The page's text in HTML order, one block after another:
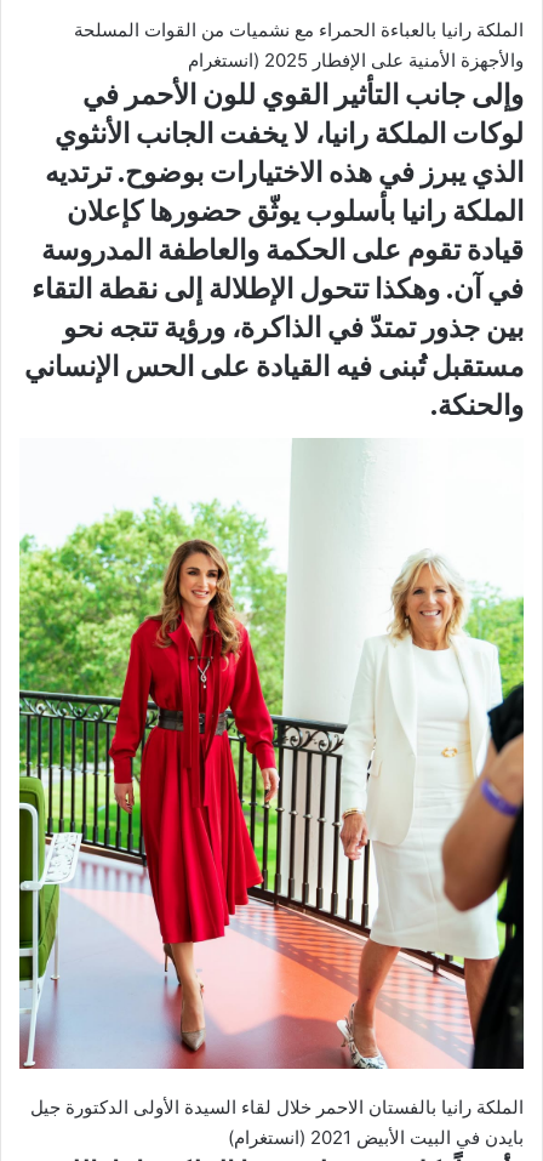
الملكة رانيا بالعباءة الحمراء مع نشميات من القوات المسلحة
والأجهزة الأمنية على الإفطار 2025 (انستغرام
وإلى جانب التأثير القوي للون الأحمر في
لوكات الملكة رانيا، لا يخفت الجانب الأنثوي
الذي يبرز في هذه الاختيارات بوضوح. ترتديه
الملكة رانيا بأسلوب يوثّق حضورها كإعلان
قيادة تقوم على الحكمة والعاطفة المدروسة
في آن. وهكذا تتحول الإطلالة إلى نقطة التقاء
بين جذور تمتدّ في الذاكرة، ورؤية تتجه نحو
مستقبل تُبنى فيه القيادة على الحس الإنساني
والحنكة.
الملكة رانيا بالفستان الاحمر خلال لقاء السيدة الأولى الدكتورة جيل
بايدن في البيت الأبيض 2021 (انستغرام)